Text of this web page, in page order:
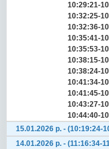
10:29:21-
10:32:25-
10:32:36-
10:35:41-
10:35:53-
10:38:15-
10:38:24-
10:41:34-
10:41:45-
10:43:27-
10:44:40-
15.01.2026 р. - (10:19:24-
14.01.2026 р. - (11:16:34-